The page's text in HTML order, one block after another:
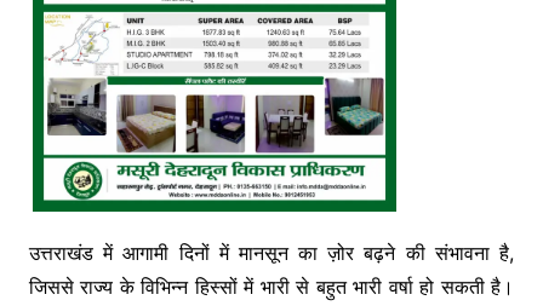
उत्तराखंड में आगामी दिनों में मानसून का ज़ोर बढ़ने की संभावना है,
जिससे राज्य के विभिन्न हिस्सों में भारी से बहुत भारी वर्षा हो सकती है।